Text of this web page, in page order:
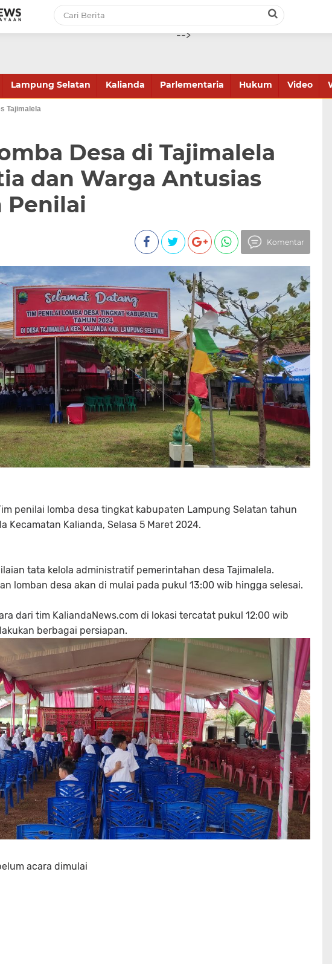
-->
Lampung Selatan Kalianda Parlementaria Hukum Video
Tajimalela
Desa di Tajimalela
dan Warga Antusias
Penilai
Komentar
penilai lomba desa tingkat kabupaten Lampung Selatan tahun
Kecamatan Kalianda, Selasa 5 Maret 2024.
tata kelola administratif pemerintahan desa Tajimalela.
lomban desa akan di mulai pada pukul 13:00 wib hingga selesai.
dari tim KaliandaNews.com di lokasi tercatat pukul 12:00 wib
berbagai persiapan.
acara dimulai